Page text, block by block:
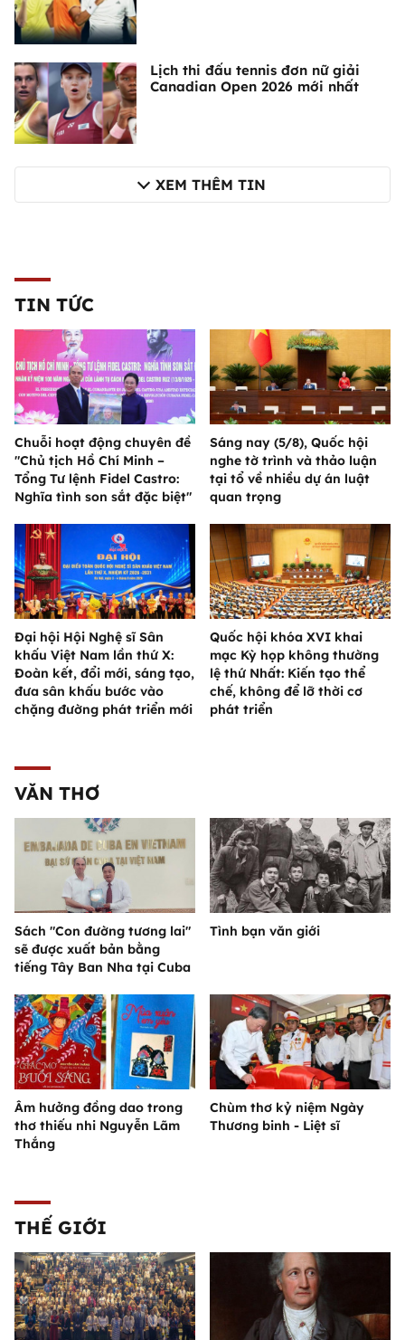
Lịch thi đấu tennis đơn nữ giải
Canadian Open 2026 mới nhất
XEM THÊM TIN
TIN TỨC
Chuỗi hoạt động chuyên đề
"Chủ tịch Hồ Chí Minh –
Tổng Tư lệnh Fidel Castro:
Nghĩa tình son sắt đặc biệt"
Sáng nay (5/8), Quốc hội
nghe tờ trình và thảo luận
tại tổ về nhiều dự án luật
quan trọng
Đại hội Hội Nghệ sĩ Sân
khấu Việt Nam lần thứ X:
Đoàn kết, đổi mới, sáng tạo,
đưa sân khấu bước vào
chặng đường phát triển mới
Quốc hội khóa XVI khai
mạc Kỳ họp không thường
lệ thứ Nhất: Kiến tạo thể
chế, không để lỡ thời cơ
phát triển
VĂN THƠ
Sách "Con đường tương lai"
sẽ được xuất bản bằng
tiếng Tây Ban Nha tại Cuba
Tình bạn văn giới
Âm hưởng đồng dao trong
thơ thiếu nhi Nguyễn Lãm
Thắng
Chùm thơ kỷ niệm Ngày
Thương binh - Liệt sĩ
THẾ GIỚI